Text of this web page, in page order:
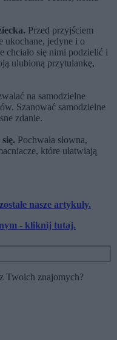
Przed przyjściem
ukochane, jedyne i o
chciało się nimi podzielić i
ulubioną przytulankę,
na samodzielne
Szanować samodzielne
zdanie.
Pochwała słowna,
które ułatwiają
nasze artykuły.
- kliknij tutaj.
Twoich znajomych?